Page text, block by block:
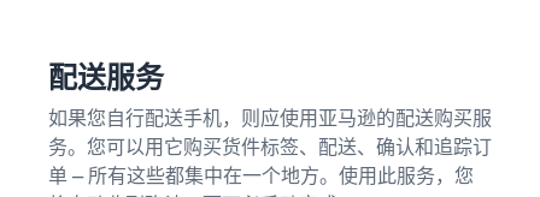
配送服务
如果您自行配送手机，则应使用亚马逊的配送购买服
务。您可以用它购买货件标签、配送、确认和追踪订
单 — 所有这些都集中在一个地方。使用此服务，您